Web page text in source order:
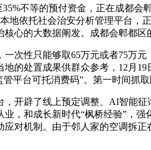
不等的预付资金，正在成都会
地依托社会治安分析管理平台
心的大数据阐发。成都会郫都
性只能够取65万元或者75万元
的处置成果供群众参考，12月
平台可托消费码”。第一时间抓
辟了线上预定调整、AI智能征
，和成长新时代“枫桥经验”，
对机制。由于邻人家的空调拆